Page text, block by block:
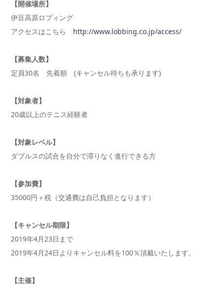
【開催場所】
伊豆高原ロブィング
アクセスはこちら http://www.lobbing.co.jp/access/
【募集人数】
定員30名 先着順 (キャンセル待ちも承ります)
【対象者】
20歳以上のテニス経験者
【対象レベル】
ダブルスの試合を自分で滞りなく進行できる方
【参加費】
35000円＋税（交通費は自己負担となります）
【キャンセル期限】
2019年4月23日まで
2019年4月24日よりキャンセル料を100％頂戴いたします。
【主催】